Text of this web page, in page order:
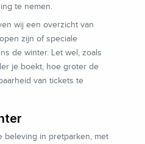
te nemen.
wij een overzicht van
zijn of speciale
de winter. Let wel, zoals
je boekt, hoe groter de
van tickets te
beleving in pretparken, met